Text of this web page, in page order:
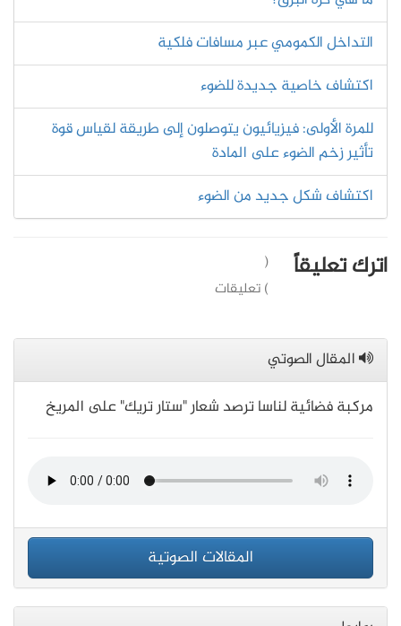
التداخل الكمومي عبر مسافات فلكية
اكتشاف خاصية جديدة للضوء
للمرة الأولى: فيزيائيون يتوصلون إلى طريقة لقياس قوة
تأثير زخم الضوء على المادة
اكتشاف شكل جديد من الضوء
اترك تعليقاً
(
) تعليقات
المقال الصوتي
مركبة فضائية لناسا ترصد شعار "ستار تريك" على المريخ
المقالات الصوتية